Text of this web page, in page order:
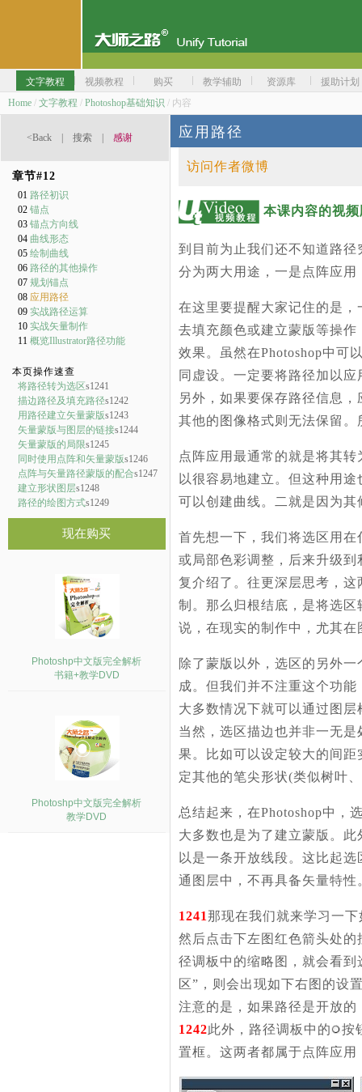
文字教程 视频教程 购买 教学辅助 资源库
援助计划
Home / 文字教程 / Photoshop基础知识 / 内容
<Back 搜索 感谢
章节#12
01 路径初识
02 锚点
03 锚点方向线
04 曲线形态
05 绘制曲线
06 路径的其他操作
07 规划锚点
08 应用路径
09 实战路径运算
10 实战矢量制作
11 概览Illustrator路径功能
本页操作速查
将路径转为选区s1241
描边路径及填充路径s1242
用路径建立矢量蒙版s1243
矢量蒙版与图层的链接s1244
矢量蒙版的局限s1245
同时使用点阵和矢量蒙版s1246
点阵与矢量路径蒙版的配合s1247
建立形状图层s1248
路径的绘图方式s1249
现在购买
Photoshp中文版完全解析
书籍+教学DVD
Photoshp中文版完全解析
教学DVD
应用路径
访问作者微博
本课内容的视
到目前为止我们还不知道路
分为两大用途，一是点阵应用
在这里要提醒大家记住的是
去填充颜色或建立蒙版等操
效果。虽然在Photoshop中可
同虚设。一定要将路径加以
另外，如果要保存路径信息
其他的图像格式则无法保留
点阵应用最通常的就是将其
以很容易地建立。但这种用
可以创建曲线。二就是因为其
首先想一下，我们将选区用
或局部色彩调整，后来升级
复介绍了。往更深层思考，
制。那么归根结底，是将选
说，在现实的制作中，尤其
除了蒙版以外，选区的另外
成。但我们并不注重这个功
大多数情况下就可以通过图
当然，选区描边也并非一无
果。比如可以设定较大的间
定其他的笔尖形状(类似树叶
总结起来，在Photoshop中，
大多数也是为了建立蒙版。
以是一条开放线段。这比起
通图层中，不再具备矢量特性
1241那现在我们就来学习一
然后点击下左图红色箭头处的
径调板中的缩略图，就会看
区”，则会出现如下右图的设
注意的是，如果路径是开放
1242此外，路径调板中的
按
置框。这两者都属于点阵应